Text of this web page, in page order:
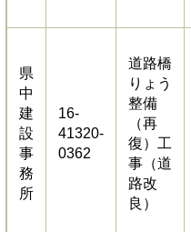
県
中
建
設
事
務
所
16-
41320-
0362
道路橋
りょう
整備
（再
復）工
事（道
路改
良）